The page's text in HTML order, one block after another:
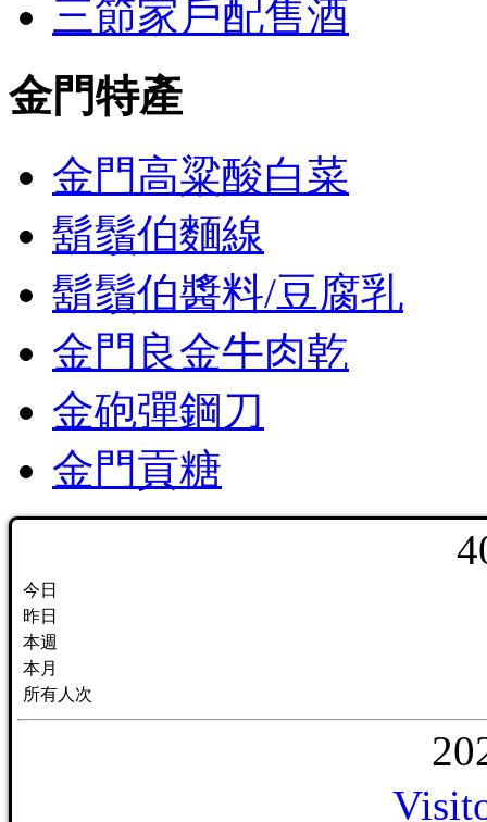
三節家戶配售酒
金門特產
金門高粱酸白菜
鬍鬚伯麵線
鬍鬚伯醬料/豆腐乳
金門良金牛肉乾
金砲彈鋼刀
金門貢糖
4
今日
昨日
本週
本月
所有人次